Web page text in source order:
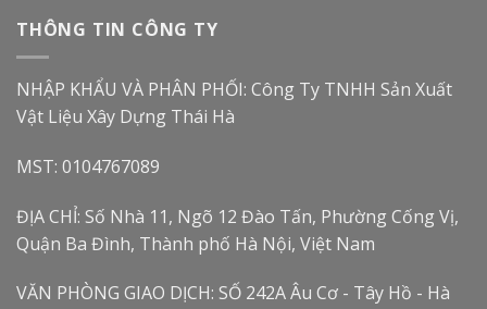
THÔNG TIN CÔNG TY
NHẬP KHẨU VÀ PHÂN PHỐI: Công Ty TNHH Sản Xuất
Vật Liệu Xây Dựng Thái Hà
MST: 0104767089
ĐỊA CHỈ: Số Nhà 11, Ngõ 12 Đào Tấn, Phường Cống Vị,
Quận Ba Đình, Thành phố Hà Nội, Việt Nam
VĂN PHÒNG GIAO DỊCH: SỐ 242A Âu Cơ - Tây Hồ - Hà